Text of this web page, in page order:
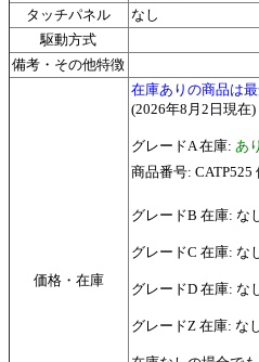
タッチパネル
なし
駆動方式
備考・その他特徴
価格・在庫
在庫ありの商品は
(2026年8月2日現在)
グレードA 在庫: あり
商品番号: CATP525
グレードB 在庫: な
グレードC 在庫: な
グレードD 在庫: な
グレードZ 在庫: な